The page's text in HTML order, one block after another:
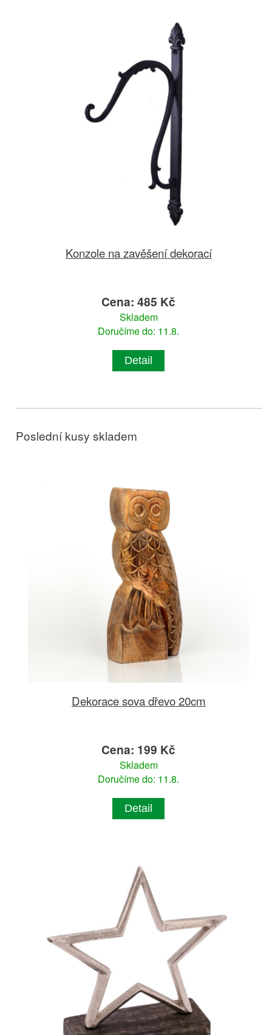
Konzole na zavěšení dekorací
Cena: 485 Kč
Skladem
Doručíme do: 11.8.
Detail
Poslední kusy skladem
Dekorace sova dřevo 20cm
Cena: 199 Kč
Skladem
Doručíme do: 11.8.
Detail